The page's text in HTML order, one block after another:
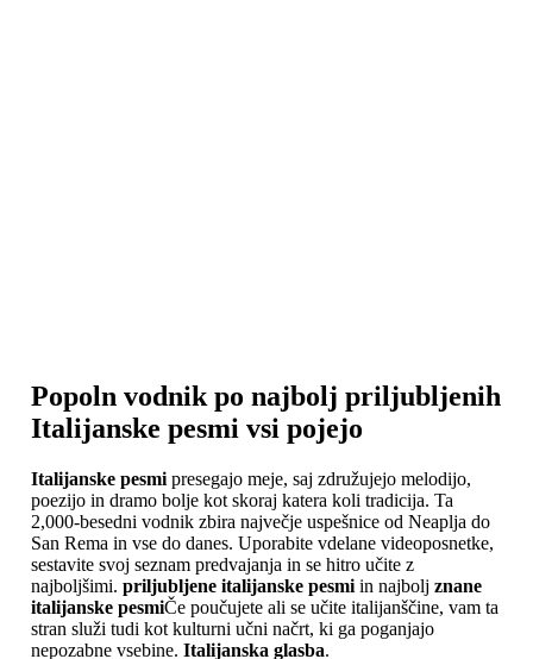
Popoln vodnik po najbolj priljubljenih
Italijanske pesmi vsi pojejo
Italijanske pesmi presegajo meje, saj združujejo melodijo,
poezijo in dramo bolje kot skoraj katera koli tradicija. Ta
2,000-besedni vodnik zbira največje uspešnice od Neaplja do
San Rema in vse do danes. Uporabite vdelane videoposnetke,
sestavite svoj seznam predvajanja in se hitro učite z
najboljšimi. priljubljene italijanske pesmi in najbolj znane
italijanske pesmiČe poučujete ali se učite italijanščine, vam ta
stran služi tudi kot kulturni učni načrt, ki ga poganjajo
nepozabne vsebine. Italijanska glasba.